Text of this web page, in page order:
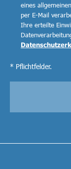
eines
per E-Mail
Ihre erteilte
* Pflichtfelder.